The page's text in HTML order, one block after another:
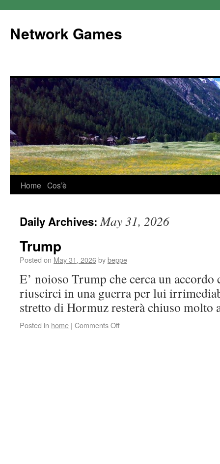
Network Games
Home Cos’è
Daily Archives:May 31, 2026
Trump
Posted on May 31, 2026bybeppe
E’ noioso Trump che cerca un
riuscirci in una guerra per lui
stretto di Hormuz resterà chiuso
Posted in home | Comments Off